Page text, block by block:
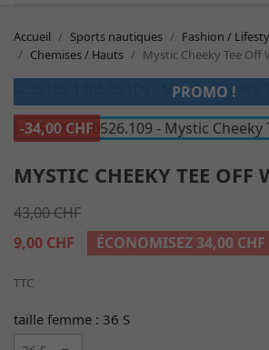
Accueil Sports nautiques Fashion /
Chemises / Hauts
Mystic Cheeky Tee Off
PROMO !
-34,00 CHF
MYSTIC CHEEKY TEE OFF
43,00 CHF
9,00 CHF
ÉCONOMISEZ 34,00 CHF
TTC
taille femme : 36 S